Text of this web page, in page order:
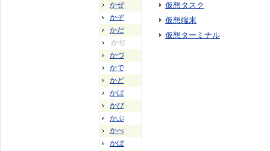
かぜ
かぞ
かだ
かぢ
かづ
かで
かど
かば
かび
かぶ
かべ
かぼ
仮想タスク
仮想端末
仮想ターミナル